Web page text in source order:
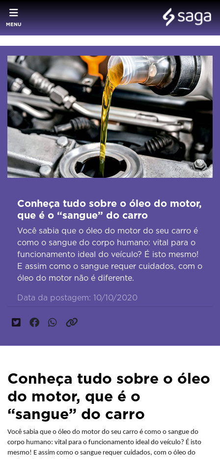
MENU
Conheça tudo sobre o óleo do motor,
que é o “sangue” do carro
Você sabia que o óleo do motor do seu carro é
como o sangue do corpo humano: vital para o
funcionamento ideal do veículo? É isto mesmo!
E assim como o sangue requer cuidados, com o
óleo do motor não é diferente.
Data da postagem: 10/10/2020
Conheça tudo sobre o óleo
do motor, que é o
“sangue” do carro
Você sabia que o óleo do motor do seu carro é como o sangue do
corpo humano: vital para o funcionamento ideal do veículo? É isto
mesmo! E assim como o sangue requer cuidados, com o óleo do